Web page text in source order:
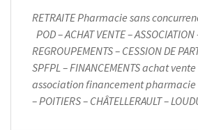
RETRAITE Pharmacie sans
POD – ACHAT VENTE – ASSOCIATION
REGROUPEMENTS – CESSION DE
SPFPL – FINANCEMENTS achat
association financement pharmacie
– POITIERS – CHÂTELLERAULT –